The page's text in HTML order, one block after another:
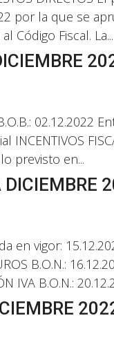
por la que se
Código Fiscal. La...
previsto en...
DICIEMBRE
en vigor:
B.O.N.:
IVA B.O.N.: